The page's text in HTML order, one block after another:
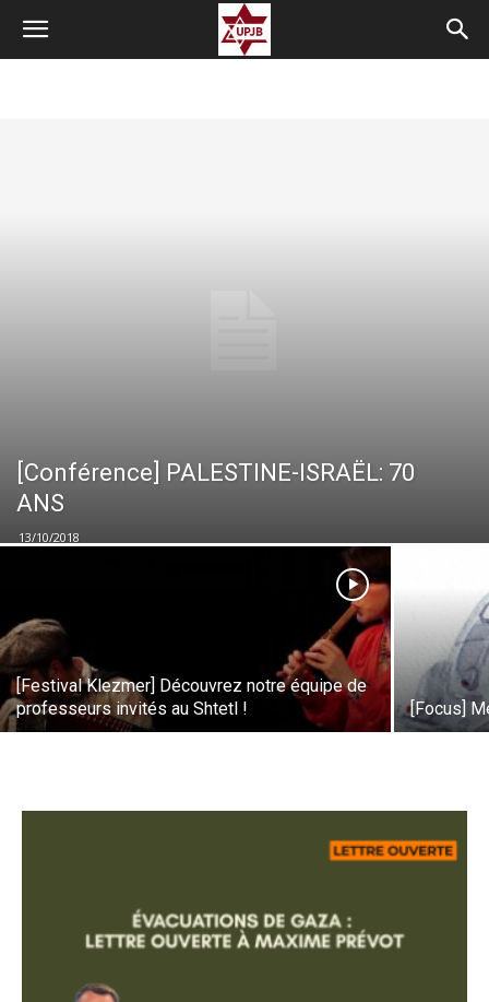
[Conférence] PALESTINE-ISRAËL: 70
ANS
13/10/2018
[Festival Klezmer] Découvrez notre équipe de
professeurs invités au Shtetl !
[Focus]